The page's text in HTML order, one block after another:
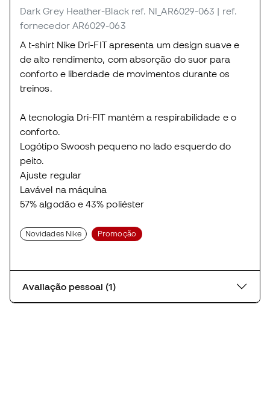
Dark Grey Heather-Black ref. NI_AR6029-063 | ref.
fornecedor AR6029-063
A t-shirt Nike Dri-FIT apresenta um design suave e
de alto rendimento, com absorção do suor para
conforto e liberdade de movimentos durante os
treinos.
A tecnologia Dri-FIT mantém a respirabilidade e o
conforto.
Logótipo Swoosh pequeno no lado esquerdo do
peito.
Ajuste regular
Lavável na máquina
57% algodão e 43% poliéster
Novidades Nike Promoção
Avaliação pessoal (1)